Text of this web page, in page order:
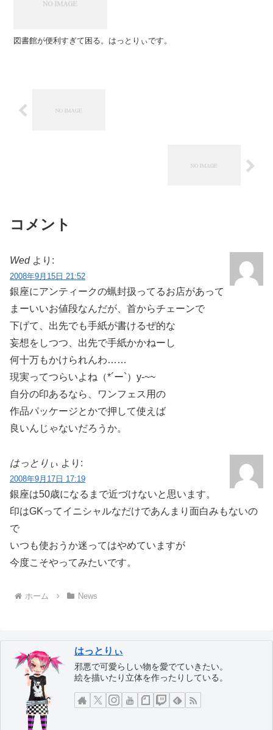
図書館が便利すぎて困る。はっとりぃです。
コメント
Wed より:
2008年9月15日 21:52
銀座にアンティークの蝋封扱ってるお店があって
まーいいお値段なんだが、首からチェーンで
下げて、出先でも手紙が書けるぜ的な
妄想をしつつ、出先で手紙かかねーし
何十万もかけられんわ……
現実ってつらいよね（*´ー`）y-~~
自分の印あるなら、ワンフェス用の
作品パッケージとかで押して使えば
良いんじゃないだろうか。
はっとりぃ より:
2008年9月17日 17:19
銀座は50歳になるまで近づけないと思います。
印はGKってイニシャルなだけであんまり面白みもないの
で
いつも使おうか迷ってはやめていますが
今度こそやってみたいです。
ホーム News
はっとりぃ
邪悪で可愛らしい物を愛でていきたい。
絵を描いたり立体を作ったりしている。